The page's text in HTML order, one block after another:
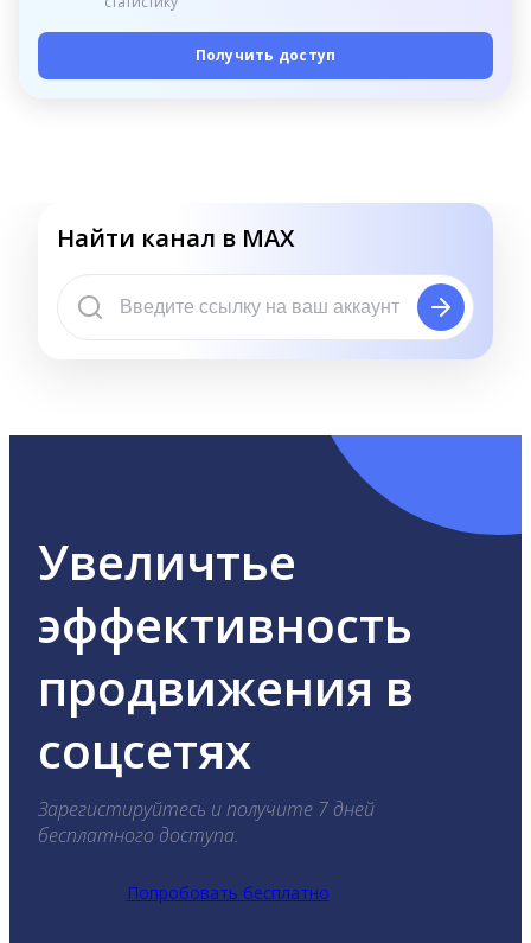
Получить доступ
Найти канал в MAX
Увеличтье
эффективность
продвижения в
соцсетях
Зарегистируйтесь и получите 7 дней
бесплатного доступа.
Попробовать бесплатно